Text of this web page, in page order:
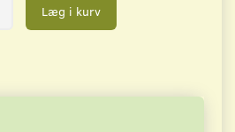
Læg i kurv